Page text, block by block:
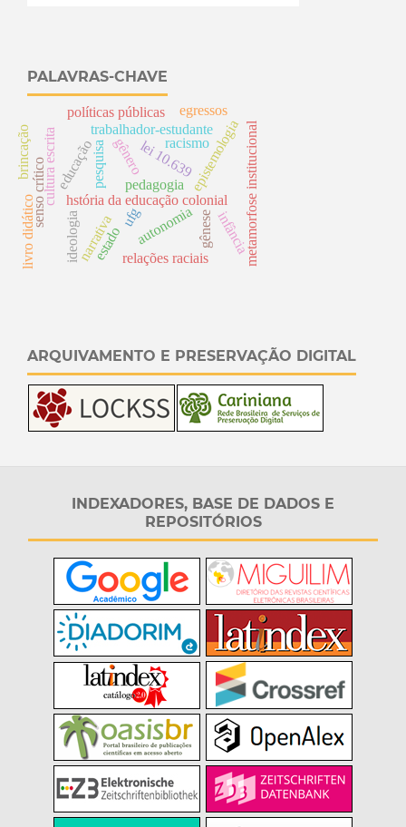
PALAVRAS-CHAVE
narrativa
hstória da educação colonial
cultura escrita epistemologia
pesquisa
educação
senso crítico
trabalhador-estudante
pedagogia
livro didático gênese
ideologia estado autonomia
ufg metamorfose institucional
brincação
infância
lei 10.639
relações raciais
políticas públicas
racismo
gênero
egressos
ARQUIVAMENTO E PRESERVAÇÃO DIGITAL
INDEXADORES, BASE DE DADOS E
REPOSITÓRIOS